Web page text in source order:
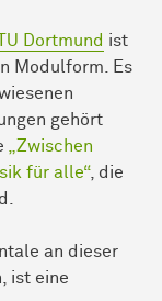
Dortmund ist
Modulform. Es
gehört
„Zwischen
für alle“, die
an dieser
ist eine